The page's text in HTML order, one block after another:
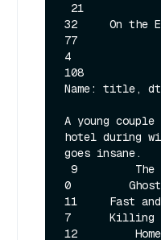
32     On the
77
4
108
Name: title,
A young
hotel during
goes insane.
0
11     Fast and
7      Killing
12         Home